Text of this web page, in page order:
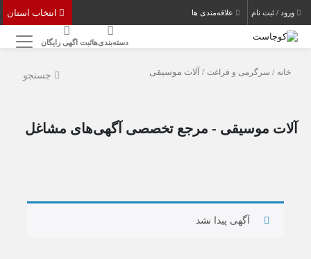
ورود / ثبت نام علاقه‌مندی ها
دسته‌بندی‌هاثبت اگهی رایگان
جستجو خانه / سرگرمی و فراغت / آلات موسیقی
آلات موسیقی - مرجع تخصصی آگهی‌های مشاغل
آگهی پیدا نشد